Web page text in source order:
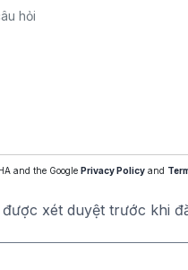
and the Google Privacy Policy and
xét duyệt trước khi